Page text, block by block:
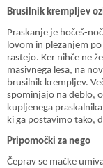
Brusilnik krempljev
Praskanje je hočeš-
lovom in plezanjem
rastejo. Ker nihče ne
masivnega lesa, na
brusilnik krempljev.
spominjajo na deblo,
kupljenega
ki ga postavimo tako,
Pripomočki za nego
Čeprav se mačke